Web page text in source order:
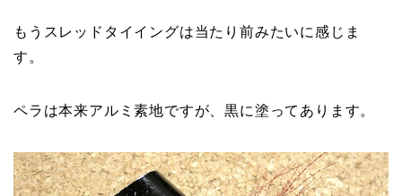
もうスレッドタイイングは当たり前みたいに感じま
す。
ペラは本来アルミ素地ですが、黒に塗ってあります。